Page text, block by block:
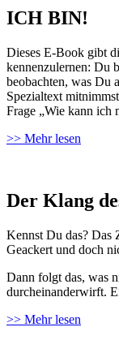
ICH BIN!
Dieses E-Book gibt
kennenzulernen: Du
beobachten, was Du
Spezialtext
Frage „Wie kann ich
>> Mehr lesen
Der Klang
Kennst Du das? Das
Geackert und doch
Dann folgt das, was
durcheinanderwirft.
>> Mehr lesen